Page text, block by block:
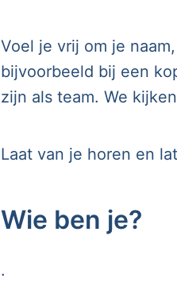
Voel je vrij om je
bijvoorbeeld bij een
zijn als team. We
Laat van je horen en
Wie ben je?
.